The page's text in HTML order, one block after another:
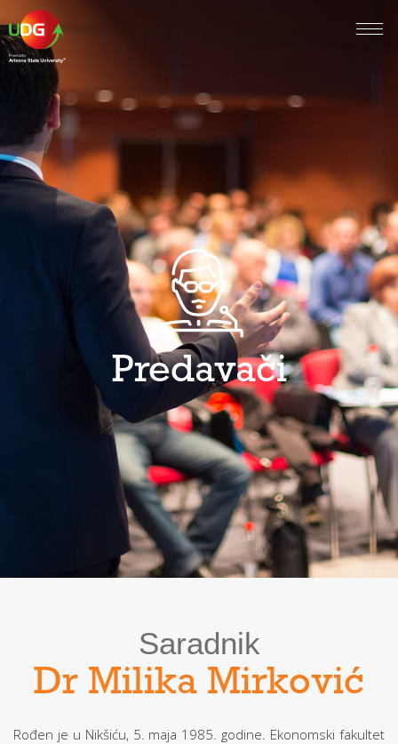
Predavači
Saradnik
Dr Milika Mirković
Rođen je u Nikšiću, 5. maja 1985. godine. Ekonomski fakultet